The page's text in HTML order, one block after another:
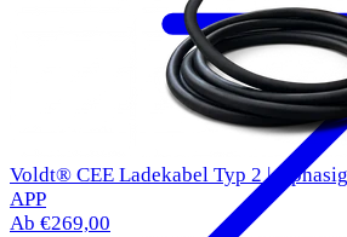
Voldt® CEE Ladekabel Typ 2 | 3
APP
Ab €269,00